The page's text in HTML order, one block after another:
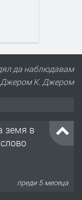
да наблюдавам
Джером К. Джером
земя в
преди 5 месеца